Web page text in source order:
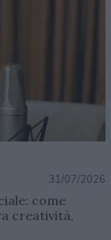
31/07/2026
come
creatività,